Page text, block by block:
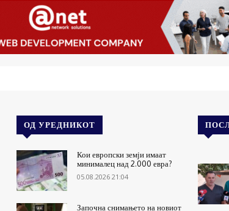
ОД УРЕДНИКОТ
Кои европски земји имаат
минималец над 2.000 евра?
05.08.2026 21:04
Започна снимањето на новиот